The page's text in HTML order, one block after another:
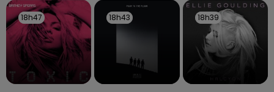
18h47
18h47 18h43
18h43 18h39
18h39